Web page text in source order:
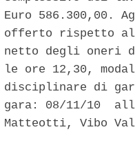
Euro 586.300,00.
offerto rispetto
netto degli oneri
le ore 12,30,
disciplinare di
gara: 08/11/10
Matteotti, Vibo